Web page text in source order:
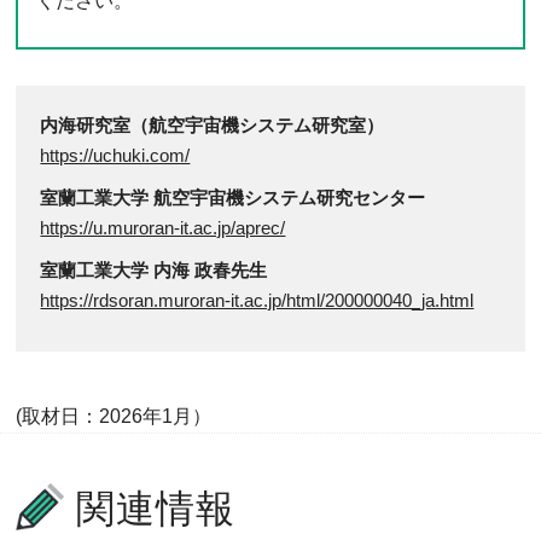
内海研究室（航空宇宙機システム研究室）
https://uchuki.com/
室蘭工業大学 航空宇宙機システム研究センター
https://u.muroran-it.ac.jp/aprec/
室蘭工業大学 内海 政春先生
https://rdsoran.muroran-it.ac.jp/html/200000040_ja.html
(取材日：2026年1月）
関連情報